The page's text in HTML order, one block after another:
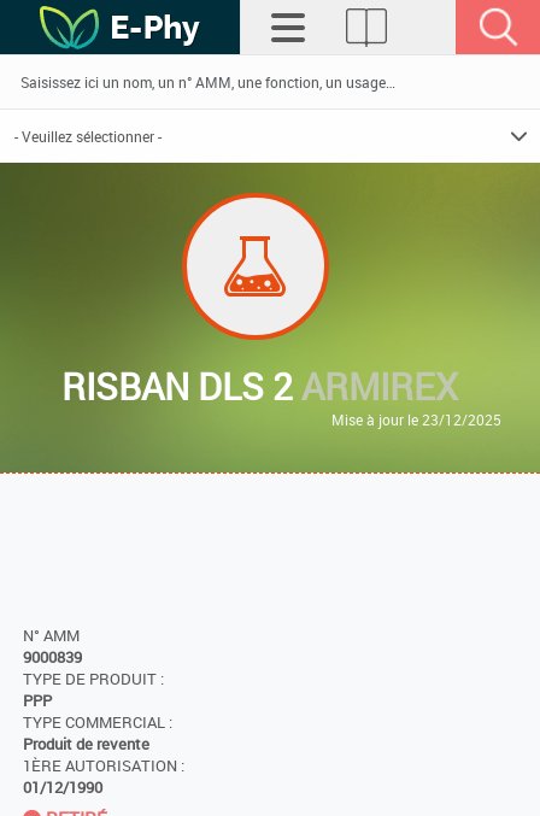
RISBAN DLS 2ARMIREX
Mise à jour le 23/12/2025
N° AMM
9000839
TYPE DE PRODUIT :
PPP
TYPE COMMERCIAL :
Produit de revente
1ÈRE AUTORISATION :
01/12/1990